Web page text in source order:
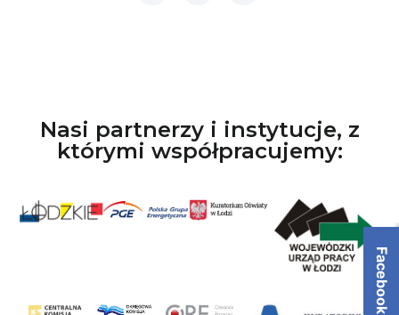
Facebook
Nasi partnerzy i instytucje, z
którymi współpracujemy: